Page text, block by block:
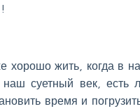
хорошо жить, когда в
суетный век, есть
время и